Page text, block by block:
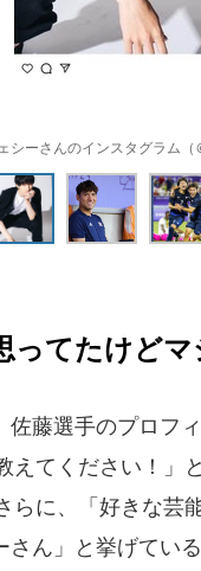
シーさんのインスタグラム（
ってたけど
藤選手のプロフ
えてください！」
らに、「好きな芸
ん」と挙げている